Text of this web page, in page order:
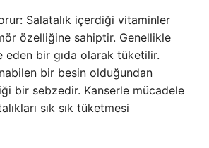
Salatalık içerdiği vitaminler
özelliğine sahiptir. Genellikle
eden bir gıda olarak tüketilir.
bir besin olduğundan
bir sebzedir. Kanserle mücadele
sık sık tüketmesi